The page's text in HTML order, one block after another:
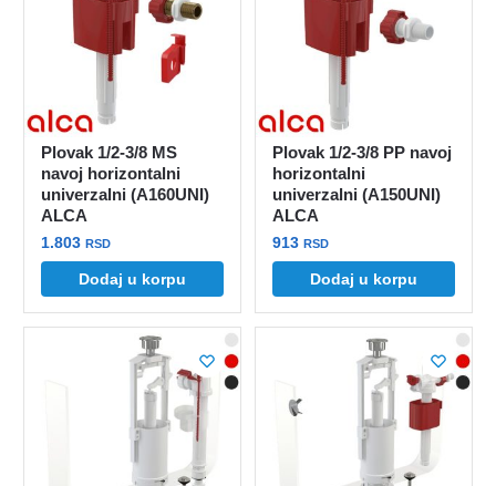
Plovak 1/2-3/8 MS
navoj horizontalni
univerzalni (A160UNI)
ALCA
1.803RSD
Dodaj u korpu
Plovak 1/2-3/8 PP navoj
horizontalni
univerzalni (A150UNI)
ALCA
913RSD
Dodaj u korpu